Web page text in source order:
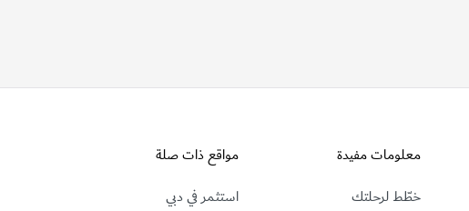
معلومات مفيدة
خطّط لرحلتك
مواقع ذات صلة
استثمر في دبي